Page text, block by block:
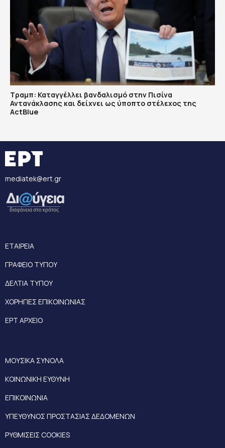
Τραμπ: Καταγγέλλει βανδαλισμό στην Πισίνα
Αντανάκλασης και δείχνει ως ύποπτο στέλεχος της
ActBlue
mediatek@ert.gr
ΕΤΑΙΡΕΙΑ
ΓΡΑΦΕΙΟ ΤΥΠΟΥ
ΔΕΛΤΙΑ ΤΥΠΟΥ
ΧΟΡΗΓΙΕΣ ΕΠΙΚΟΙΝΩΝΙΑΣ
ΕΡΤ ΑΡΧΕΙΟ
ΜΟΥΣΙΚΑ ΣΥΝΟΛΑ
ΚΟΙΝΩΝΙΚΗ ΕΥΘΥΝΗ
ΕΠΙΚΟΙΝΩΝΙΑ
ΥΠΕΥΘΥΝΟΣ ΠΡΟΣΤΑΣΙΑΣ ΔΕΔΟΜΕΝΩΝ
ΡΥΘΜΙΣΕΙΣ COOKIES